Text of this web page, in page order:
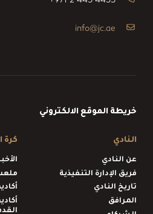
info@jc.ae
خريطة الموقع الالكتروني
النادي
عن النادي
فريق الإدارة التنفيذية
تاريخ النادي
المرافق
كرة